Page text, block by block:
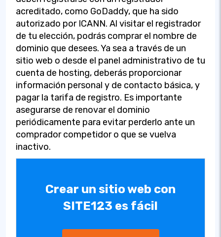
acreditado, como GoDaddy, que ha sido
autorizado por ICANN. Al visitar el registrador
de tu elección, podrás comprar el nombre de
dominio que desees. Ya sea a través de un
sitio web o desde el panel administrativo de tu
cuenta de hosting, deberás proporcionar
información personal y de contacto básica, y
pagar la tarifa de registro. Es importante
asegurarse de renovar el dominio
periódicamente para evitar perderlo ante un
comprador competidor o que se vuelva
inactivo.
Crear un sitio web con
SITE123 es fácil